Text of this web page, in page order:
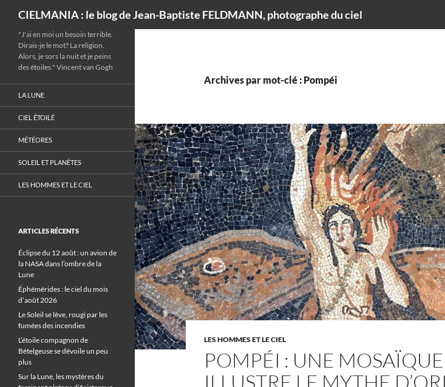
CIELMANIA : le blog de Jean-Baptiste FELDMANN, photographe du ciel
Archives par mot-clé : Pompéi
LES HOMMES ET LE CIEL
POMPÉI : UNE MOSAÏQUE
ILLUSTRE LE MYTHE
"J'ai en moi un besoin terrible.
Dirais-je le mot? La religion.
Alors, je sors la nuit et je peins
des étoiles." Vincent van Gogh
LA LUNE
CIEL ÉTOILÉ
MÉTÉORES
SOLEIL ET PLANÈTES
LES HOMMES ET LE CIEL
ARTICLES RÉCENTS
Éclipse du 12 août : un avion de
la NASA dans l’ombre de la
Lune
Éphémérides : le ciel du mois
d’août 2026
Le Soleil se lève, rougi par les
fumées des incendies
L’étoile compagnon de
Bételgeuse se dévoile un peu
plus
Sur la Lune, les mystères du